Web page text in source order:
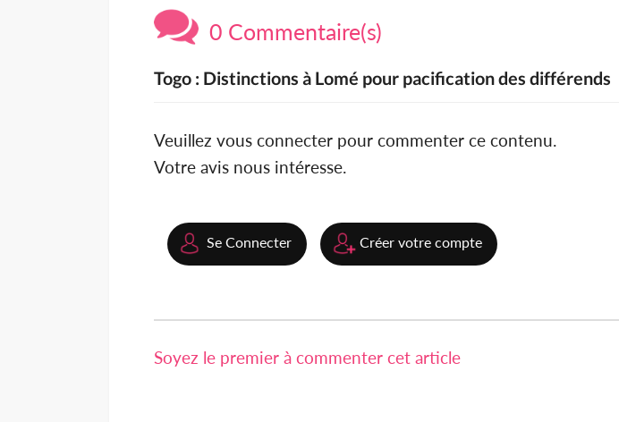
0 Commentaire(s)
Togo : Distinctions à Lomé pour pacification des différends
Veuillez vous connecter pour commenter ce contenu.
Votre avis nous intéresse.
Se Connecter Créer votre compte
Soyez le premier à commenter cet article